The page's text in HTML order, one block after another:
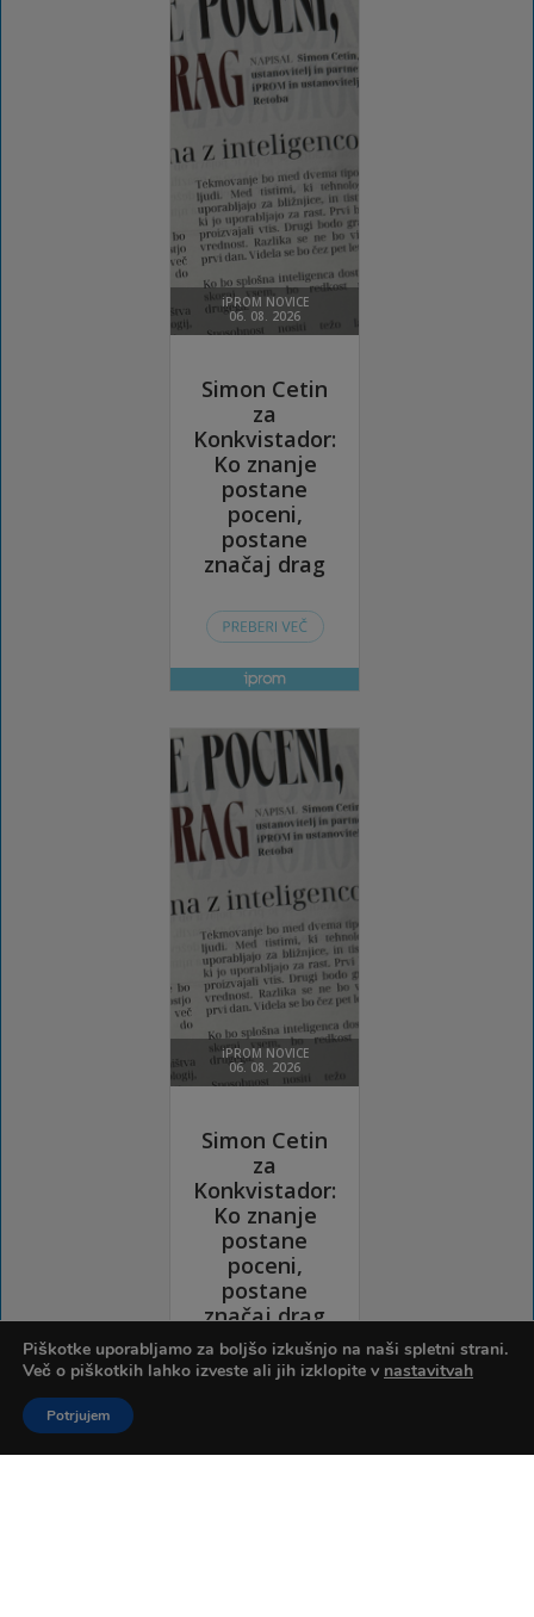
Piškotke uporabljamo za boljšo izkušnjo na naši spletni strani.
Več o piškotkih lahko izveste ali jih izklopite v nastavitvah
Potrjujem